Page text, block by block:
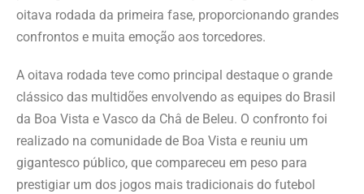
oitava rodada da primeira fase, proporcionando grandes
confrontos e muita emoção aos torcedores.
A oitava rodada teve como principal destaque o grande
clássico das multidões envolvendo as equipes do Brasil
da Boa Vista e Vasco da Châ de Beleu. O confronto foi
realizado na comunidade de Boa Vista e reuniu um
gigantesco público, que compareceu em peso para
prestigiar um dos jogos mais tradicionais do futebol